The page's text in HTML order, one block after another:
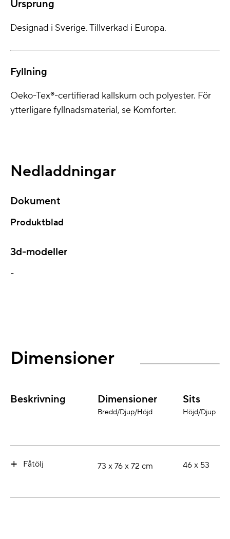
Ursprung
Designad i Sverige. Tillverkad i Europa.
Fyllning
Oeko-Tex®-certifierad kallskum och polyester. För
ytterligare fyllnadsmaterial, se Komforter.
Nedladdningar
Dokument
Produktblad
3d-modeller
-
Dimensioner
Beskrivning Dimensioner
Bredd/Djup/Höjd
Sits
Höjd/Djup
+ Fåtölj 73 x 76 x 72 cm 46 x 53